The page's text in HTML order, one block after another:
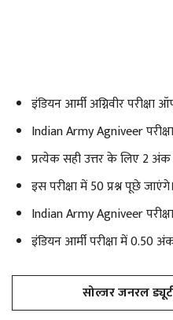
इंडियन आर्मी अग्निवीर
Indian Army Agniveer
प्रत्येक सही उत्तर के लिए 2 अंक
इस परीक्षा में 50 प्रश्न पूछे जाएंगे।
Indian Army Agniveer
इंडियन आर्मी परीक्षा में 0.50
सोल्जर जनरल